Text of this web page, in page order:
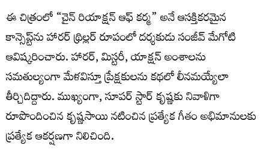
ఈ చిత్రంలో “చైన్ రియాక్షన్ ఆఫ్ కర్మ” అనే ఆసక్తికరమైన
కాన్సెప్ట్‌ను హారర్ థ్రిల్లర్ రూపంలో దర్శకుడు సంజీవ్ మేగోటి
ఆవిష్కరించారు. హారర్, మిస్టరీ, యాక్షన్ అంశాలను
సమతుల్యంగా మేళవిస్తూ ప్రేక్షకులను కథలో లీనమయ్యేలా
తీర్చిదిద్దారు. ముఖ్యంగా, సూపర్ స్టార్ కృష్ణకు నివాళిగా
రూపొందించిన కృష్ణసాయి నటించిన ప్రత్యేక గీతం అభిమానులకు
ప్రత్యేక ఆకర్షణగా నిలిచింది.